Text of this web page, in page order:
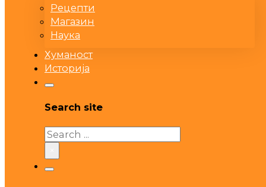
Рецепти
Магазин
Наука
Хуманост
Историја
Search site
Search